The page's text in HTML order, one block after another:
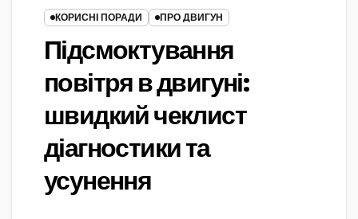
КОРИСНІ ПОРАДИ ПРО ДВИГУН
Підсмоктування
повітря в двигуні:
швидкий чеклист
діагностики та
усунення